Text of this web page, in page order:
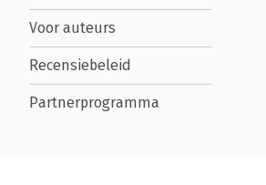
Voor auteurs
Recensiebeleid
Partnerprogramma